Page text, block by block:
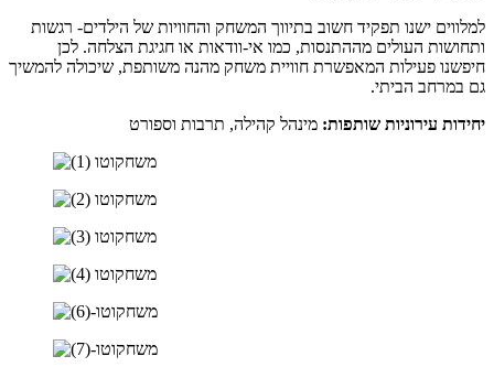
למלווים ישנו תפקיד חשוב בתיווך המשחק והחוויות של הילדים- רגשות
ותחושות העולים מההתנסות, כמו אי-וודאות או חגיגת הצלחה. לכן
חיפשנו פעילות המאפשרת חוויית משחק מהנה משותפת, שיכולה להמשיך
גם במרחב הביתי.
יחידות עירוניות שותפות: מינהל קהילה, תרבות וספורט